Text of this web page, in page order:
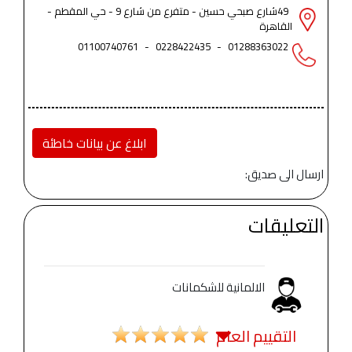
49شارع صبحي حسين - متفرع من شارع 9 - حي المقطم -
القاهرة
01288363022
-
0228422435
-
01100740761
ابلاغ عن بيانات خاطئة
ارسال الى صديق:
التعليقات
الالمانية للشكمانات
التقييم العام